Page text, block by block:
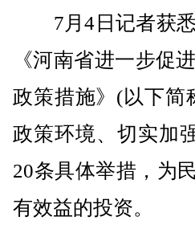
7月4日记者获悉
《河南省进一步促
政策措施》(以下简
政策环境、切实加
20条具体举措，为
有效益的投资。